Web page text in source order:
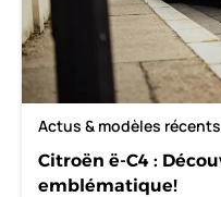
Actus & modèles récents
Citroën ë-C4 :
emblématique!